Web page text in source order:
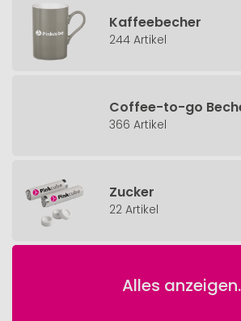
Kaffeebecher
244 Artikel
Coffee-to-go
366 Artikel
Zucker
22 Artikel
Alles anzeigen.